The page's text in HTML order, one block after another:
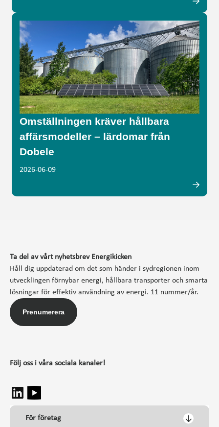
Omställningen kräver hållbara
affärsmodeller – lärdomar från
Dobele
2026-06-09
Ta del av vårt nyhetsbrev Energikicken
Håll dig uppdaterad om det som händer i sydregionen inom
utvecklingen förnybar energi, hållbara transporter och smarta
lösningar för effektiv användning av energi. 11 nummer/år.
Prenumerera
Följ oss i våra sociala kanaler!
För företag